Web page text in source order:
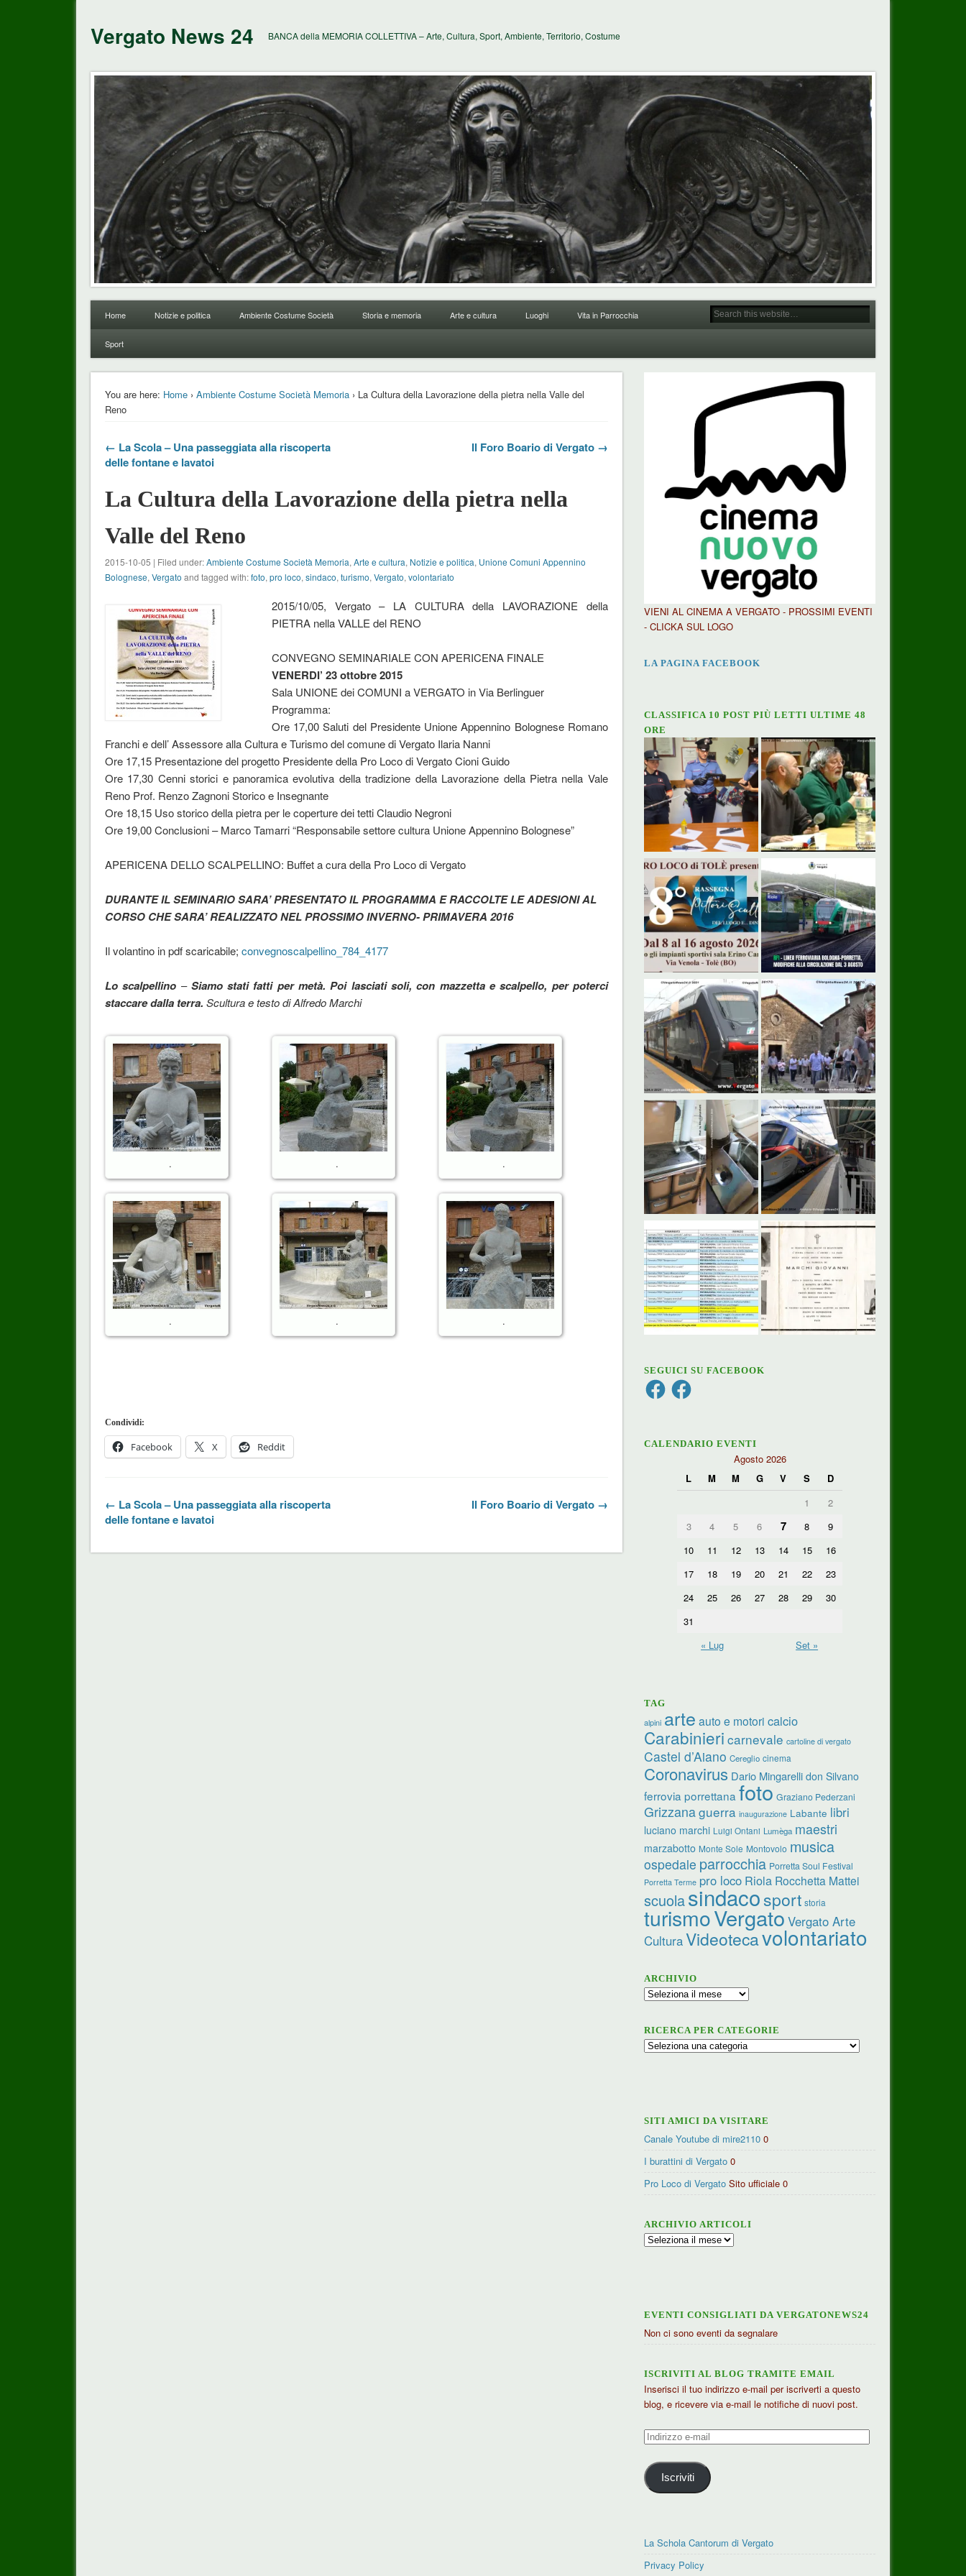
Vergato News 24 BANCA della MEMORIA COLLETTIVA – Arte, Cultura, Sport, Ambiente, Territorio, Costume
Home Notizie e politica Ambiente Costume Società Storia e memoria Arte e cultura Luoghi Vita in Parrocchia
Sport
You are here: Home› Ambiente Costume Società Memoria› La Cultura della Lavorazione della pietra nella Valle del
Reno
← La Scola – Una passeggiata alla riscoperta
delle fontane e lavatoi
Il Foro Boario di Vergato →
La Cultura della Lavorazione della pietra nella
Valle del Reno
2015-10-05 | Filed under:Ambiente Costume Società Memoria, Arte e cultura, Notizie e politica, Unione Comuni Appennino
Bolognese, Vergato and tagged with:foto, pro loco, sindaco, turismo, Vergato, volontariato
2015/10/05, Vergato – LA CULTURA della LAVORAZIONE della
PIETRA nella VALLE del RENO
CONVEGNO SEMINARIALE CON APERICENA FINALE
VENERDI’ 23 ottobre 2015
Sala UNIONE dei COMUNI a VERGATO in Via Berlinguer
Programma:
Ore 17,00 Saluti del Presidente Unione Appennino Bolognese Romano
Franchi e dell’ Assessore alla Cultura e Turismo del comune di Vergato Ilaria Nanni
Ore 17,15 Presentazione del progetto Presidente della Pro Loco di Vergato Cioni Guido
Ore 17,30 Cenni storici e panoramica evolutiva della tradizione della Lavorazione della Pietra nella Vale
Reno Prof. Renzo Zagnoni Storico e Insegnante
Ore 18,15 Uso storico della pietra per le coperture dei tetti Claudio Negroni
Ore 19,00 Conclusioni – Marco Tamarri “Responsabile settore cultura Unione Appennino Bolognese”
APERICENA DELLO SCALPELLINO: Buffet a cura della Pro Loco di Vergato
DURANTE IL SEMINARIO SARA’ PRESENTATO IL PROGRAMMA E RACCOLTE LE ADESIONI AL
CORSO CHE SARA’ REALIZZATO NEL PROSSIMO INVERNO- PRIMAVERA 2016
Il volantino in pdf scaricabile; convegnoscalpellino_784_4177
Lo scalpellino – Siamo stati fatti per metà. Poi lasciati soli, con mazzetta e scalpello, per poterci
staccare dalla terra. Scultura e testo di Alfredo Marchi
. . .
. . .
Condividi:
Facebook X Reddit
← La Scola – Una passeggiata alla riscoperta
delle fontane e lavatoi
Il Foro Boario di Vergato →
VIENI AL CINEMA A VERGATO - PROSSIMI EVENTI
- CLICKA SUL LOGO
LA PAGINA FACEBOOK
CLASSIFICA 10 POST PIÙ LETTI ULTIME 48
ORE
SEGUICI SU FACEBOOK
FacebookFacebook
CALENDARIO EVENTI
Agosto 2026
L
M M G V S
D
1
2
3
4 5 6 7 8
9
10
11 12 13 14 15
16
17
18 19 20 21 22
23
24
25 26 27 28 29
30
31
« Lug
Set »
TAG
alpini arte auto e motori calcio
Carabinieri carnevale cartoline di vergato
Castel d’Aiano Cereglio cinema
Coronavirus Dario Mingarelli don Silvano
ferrovia porrettana foto Graziano Pederzani
Grizzanaguerra inaugurazione Labante libri
luciano marchi Luigi Ontani Lumèga maestri
marzabotto Monte Sole Montovolo musica
ospedale parrocchia Porretta Soul Festival
Porretta Terme pro loco Riola Rocchetta Mattei
scuolasindacosport storia
turismoVergato Vergato Arte
CulturaVideotecavolontariato
ARCHIVIO
Archivio
RICERCA PER CATEGORIE
Ricerca
SITI AMICI DA VISITARE
Canale Youtube di mire2110 0
I burattini di Vergato 0
Pro Loco di Vergato Sito ufficiale 0
ARCHIVIO ARTICOLI
Archivio
EVENTI CONSIGLIATI DA VERGATONEWS24
Non ci sono eventi da segnalare
ISCRIVITI AL BLOG TRAMITE EMAIL
Inserisci il tuo indirizzo e-mail per iscriverti a questo
blog, e ricevere via e-mail le notifiche di nuovi post.
Indirizzo
mail
Iscriviti
La Schola Cantorum di Vergato
Privacy Policy